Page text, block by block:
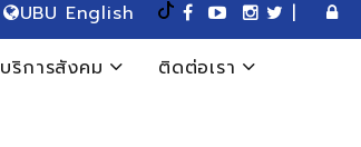
UBU English |
บริการสังคม ติดต่อเรา